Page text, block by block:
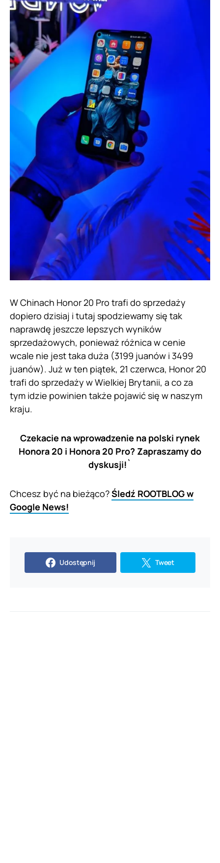
W Chinach Honor 20 Pro trafi do sprzedaży
dopiero dzisiaj i tutaj spodziewamy się tak
naprawdę jeszcze lepszych wyników
sprzedażowych, ponieważ różnica w cenie
wcale nie jest taka duża (3199 juanów i 3499
juanów). Już w ten piątek, 21 czerwca, Honor 20
trafi do sprzedaży w Wielkiej Brytanii, a co za
tym idzie powinien także pojawić się w naszym
kraju.
Czekacie na wprowadzenie na polski rynek
Honora 20 i Honora 20 Pro? Zapraszamy do
dyskusji!`
Chcesz być na bieżąco?Śledź ROOTBLOG w
Google News!
Udostępnij Tweet